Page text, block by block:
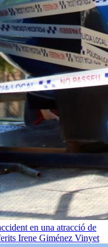
en una atracció de
Irene Giménez Vinyet